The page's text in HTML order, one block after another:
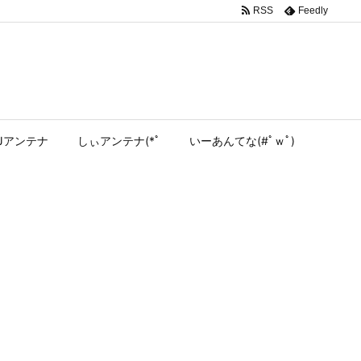
ンテナ しぃアンテナ(*ﾟ いーあんてな(#ﾟｗﾟ)
RSS Feedly